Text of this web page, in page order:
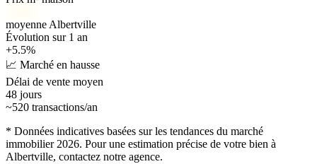
moyenne Albertville
Évolution sur 1 an
+5.5%
📈 Marché en hausse
Délai de vente moyen
48 jours
~520 transactions/an
* Données indicatives basées sur les tendances du marché
immobilier 2026. Pour une estimation précise de votre bien à
Albertville, contactez notre agence.